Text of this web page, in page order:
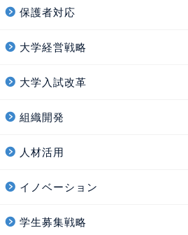
保護者対応
大学経営戦略
大学入試改革
組織開発
人材活用
イノベーション
学生募集戦略